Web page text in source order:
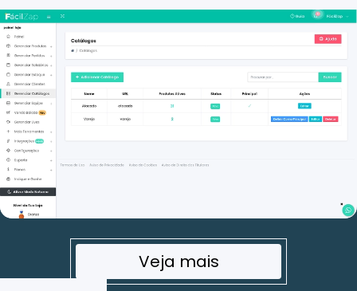
Veja mais